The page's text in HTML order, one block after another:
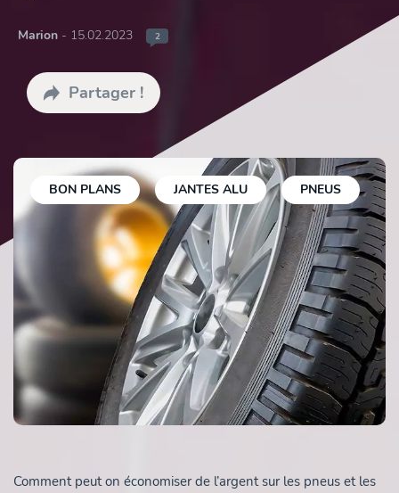
Marion - 15.02.2023 2
Partager !
BON PLANS JANTES ALU PNEUS
Comment peut on économiser de l’argent sur les pneus et les